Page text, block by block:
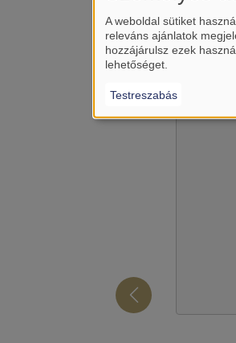
A weboldal sütiket
releváns ajánlatok
hozzájárulsz ezek
lehetőséget.
Testreszabás